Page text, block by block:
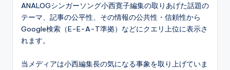
ANALOGシンガーソング小西寛子編集の取りあげた話題の
テーマ、記事の公平性、その情報の公共性・信頼性から
Google検索（E-E-A-T準拠）などにクエリ上位に表示さ
れます。
当メディアは小西編集長の気になる事象を取り上げていま